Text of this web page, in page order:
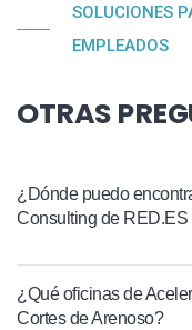
SOLUCIONES
EMPLEADOS
OTRAS
¿Dónde puedo
Consulting de RED.ES
¿Qué oficinas de
Cortes de Arenoso?